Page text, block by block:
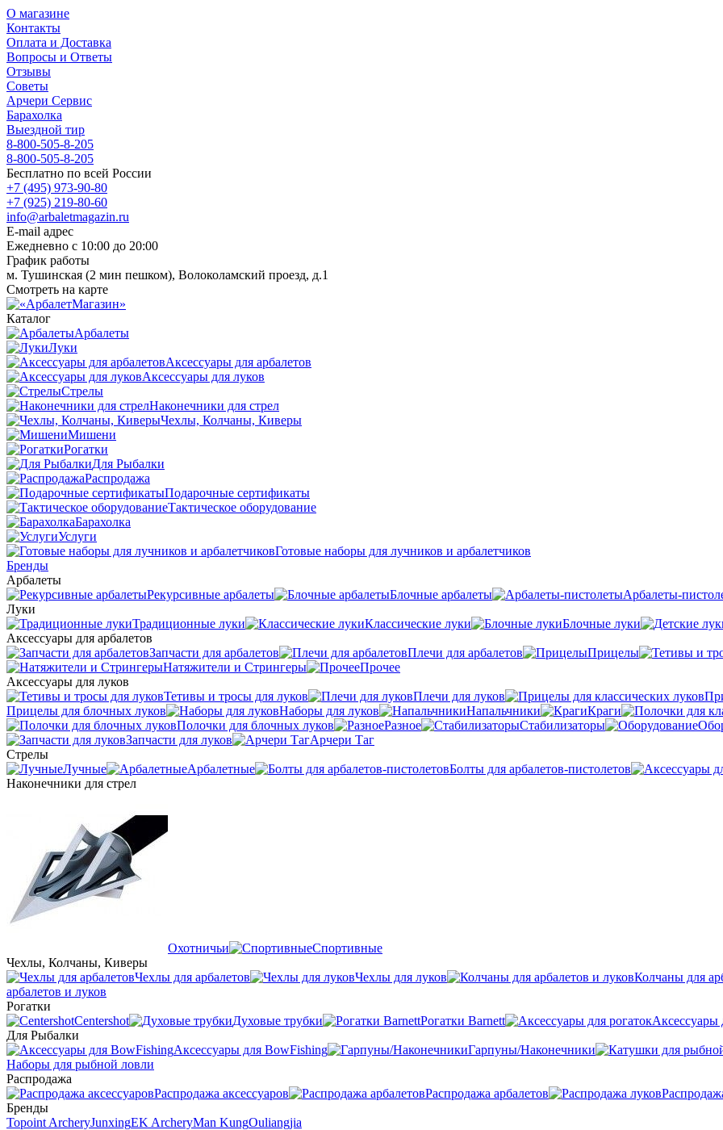
О магазине
Контакты
Оплата и Доставка
Вопросы и Ответы
Отзывы
Советы
Арчери Сервис
Барахолка
Выездной тир
8-800-505-8-205
8-800-505-8-205
Бесплатно по всей России
+7 (495) 973-90-80
+7 (925) 219-80-60
info@arbaletmagazin.ru
E-mail адрес
Ежедневно с 10:00 до 20:00
График работы
м. Тушинская (2 мин пешком), Волоколамский проезд, д.1
Смотреть на карте
Каталог
Арбалеты
Луки
Аксессуары для арбалетов
Аксессуары для луков
Стрелы
Наконечники для стрел
Чехлы, Колчаны, Киверы
Мишени
Рогатки
Для Рыбалки
Распродажа
Подарочные сертификаты
Тактическое оборудование
Барахолка
Услуги
Готовые наборы для лучников и арбалетчиков
Бренды
Арбалеты
Рекурсивные арбалеты
Блочные арбалеты Арбалеты-
Луки
Традиционные луки
Классические луки Блочные луки
Аксессуары для арбалетов
Запчасти для арбалетов
Плечи для арбалетов Прицелы
Натяжители и Стрингеры
Прочее
Аксессуары для луков
Тетивы и тросы для луков
Плечи для луков
Прицелы для блочных луков
Наборы для луков Напальчники Краги
Полочки для блочных луков
Разное Стабилизаторы
Запчасти для луков
Арчери Таг
Стрелы
Лучные
Арбалетные Болты для арбалетов-пистолетов
Наконечники для стрел
Охотничьи
Спортивные
Чехлы, Колчаны, Киверы
Чехлы для арбалетов
Чехлы для луков Колчаны для
арбалетов и луков
Рогатки
Centershot
Духовые трубки Рогатки Barnett Аксессуары
Для Рыбалки
Аксессуары для BowFishing
Гарпуны/Наконечники
Наборы для рыбной ловли
Распродажа
Распродажа аксессуаров
Распродажа арбалетов
Бренды
Topoint ArcheryJunxingEK ArcheryMan KungOuliangjia